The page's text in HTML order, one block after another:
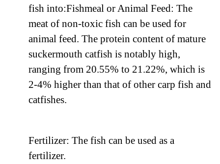
fish into:Fishmeal or Animal Feed: The
meat of non-toxic fish can be used for
animal feed. The protein content of mature
suckermouth catfish is notably high,
ranging from 20.55% to 21.22%, which is
2-4% higher than that of other carp fish and
catfishes.
Fertilizer: The fish can be used as a
fertilizer.